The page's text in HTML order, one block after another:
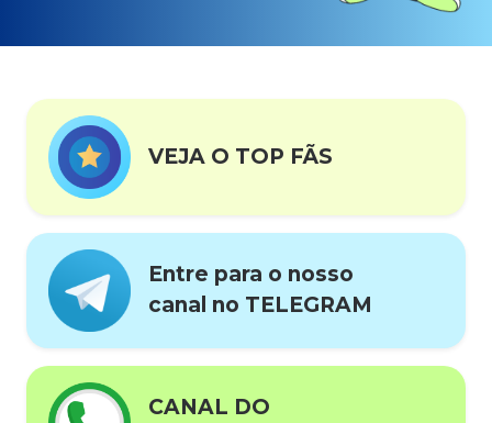
VEJA O TOP FÃS
Entre para o nosso
canal no TELEGRAM
CANAL DO